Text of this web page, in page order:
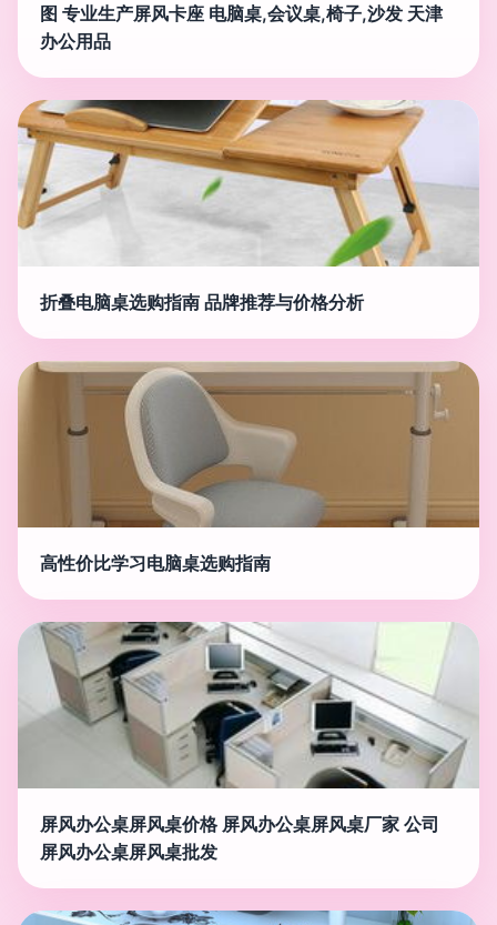
图 专业生产屏风卡座 电脑桌,会议桌,椅子,沙发 天津
办公用品
折叠电脑桌选购指南 品牌推荐与价格分析
高性价比学习电脑桌选购指南
屏风办公桌屏风桌价格 屏风办公桌屏风桌厂家 公司
屏风办公桌屏风桌批发